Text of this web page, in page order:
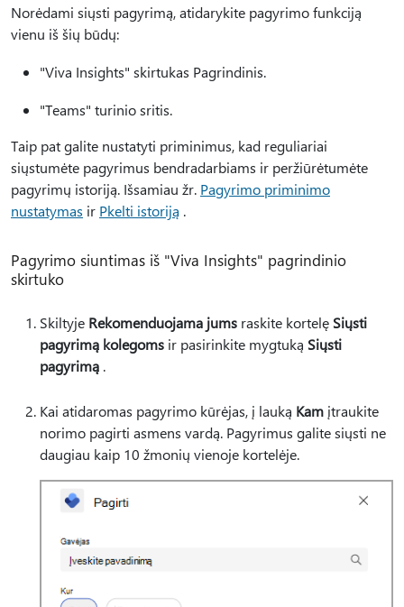
Norėdami siųsti pagyrimą, atidarykite pagyrimo funkciją
vienu iš šių būdų:
"Viva Insights" skirtukas Pagrindinis.
"Teams" turinio sritis.
Taip pat galite nustatyti priminimus, kad reguliariai
siųstumėte pagyrimus bendradarbiams ir peržiūrėtumėte
pagyrimų istoriją. Išsamiau žr. Pagyrimo priminimo
nustatymas ir Pkelti istoriją .
Pagyrimo siuntimas iš "Viva Insights" pagrindinio
skirtuko
Skiltyje Rekomenduojama jums raskite kortelę Siųsti
pagyrimą kolegoms ir pasirinkite mygtuką Siųsti
pagyrimą .
Kai atidaromas pagyrimo kūrėjas, į lauką Kam įtraukite
norimo pagirti asmens vardą. Pagyrimus galite siųsti ne
daugiau kaip 10 žmonių vienoje kortelėje.